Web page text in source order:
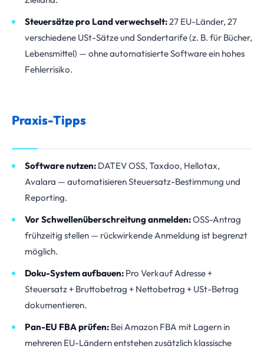
Steuersätze pro Land verwechselt:27 EU-Länder, 27
verschiedene USt-Sätze und Sondertarife (z. B. für Bücher,
Lebensmittel) — ohne automatisierte Software ein hohes
Fehlerrisiko.
Praxis-Tipps
Software nutzen: DATEV OSS, Taxdoo, Hellotax,
Avalara — automatisieren Steuersatz-Bestimmung und
Reporting.
Vor Schwellenüberschreitung anmelden:OSS-Antrag
frühzeitig stellen — rückwirkende Anmeldung ist begrenzt
möglich.
Doku-System aufbauen: Pro Verkauf Adresse +
Steuersatz + Bruttobetrag + Nettobetrag + USt-Betrag
dokumentieren.
Pan-EU FBA prüfen: Bei Amazon FBA mit Lagern in
mehreren EU-Ländern entstehen zusätzlich klassische